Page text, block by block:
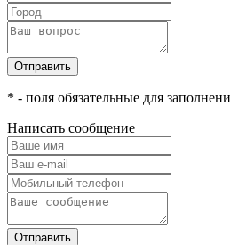
Отправить
* - поля обязательные для
Написать сообщение
Отправить